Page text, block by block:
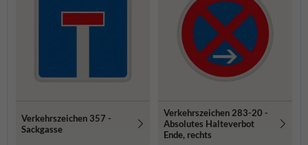
Verkehrszeichen 357 -
Sackgasse
Verkehrszeichen 283-20 -
Absolutes Halteverbot
Ende, rechts